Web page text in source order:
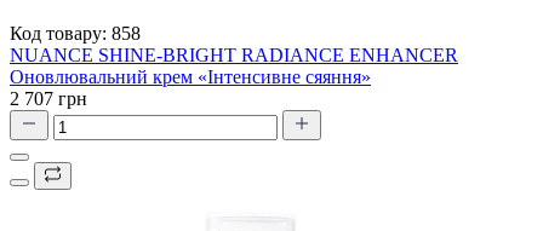
Код товару: 858
NUANCE SHINE-BRIGHT RADIANCE ENHANCER
Оновлювальний крем «Інтенсивне сяяння»
2 707 грн